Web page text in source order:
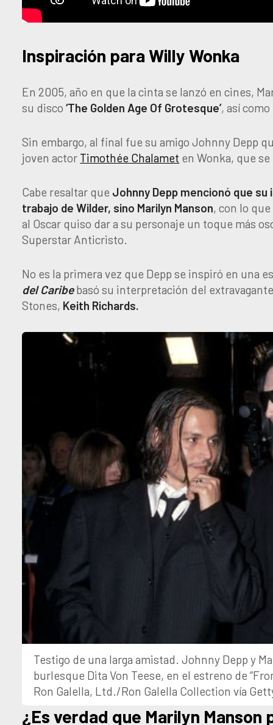
Inspiración para Willy Wonka
En 2005, año en que la cinta se lanzó en cines,
su disco‘The Golden Age Of Grotesque’, así
Sin embargo, al final fue su amigo Johnny Depp
joven actor Timothée Chalamet en Wonka, que
Cabe resaltar que Johnny Depp mencionó que
trabajo de Wilder, sino Marilyn Manson, con lo
al Oscar quiso dar a su personaje un toque más
Superstar Anticristo.
No es la primera vez que Depp se inspiró en una
del Caribebasó su interpretación del
Stones, Keith Richards.
Testigo de una larga amistad. Johnny Depp y
burlesque Dita Von Teese, en el estreno de
Ron Galella, Ltd./Ron Galella Collection vía
¿Es verdad que Marilyn Manson